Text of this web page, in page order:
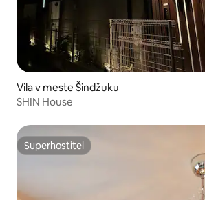
Vila v meste Šindžuku
SHIN House
Superhostiteľ
Superhostiteľ